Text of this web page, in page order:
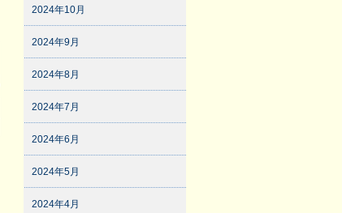
2024年10月
2024年9月
2024年8月
2024年7月
2024年6月
2024年5月
2024年4月